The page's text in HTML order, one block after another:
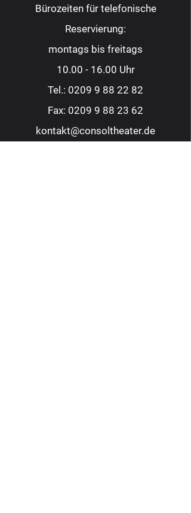
Bürozeiten für telefonische
Reservierung:
montags bis freitags
10.00 - 16.00 Uhr
Tel.: 0209 9 88 22 82
Fax: 0209 9 88 23 62
kontakt@consoltheater.de